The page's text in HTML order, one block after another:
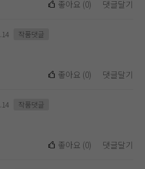
좋아요 (0) 댓글달기
작품댓글
좋아요 (0) 댓글달기
작품댓글
좋아요 (0) 댓글달기